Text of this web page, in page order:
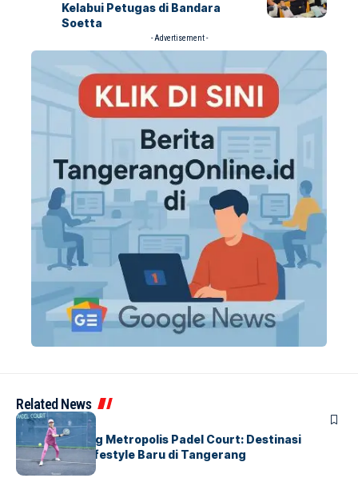
Kelabui Petugas di Bandara
Soetta
- Advertisement -
Related News
BERITAHOME
Grand Opening Metropolis Padel Court: Destinasi
Olahraga & Lifestyle Baru di Tangerang